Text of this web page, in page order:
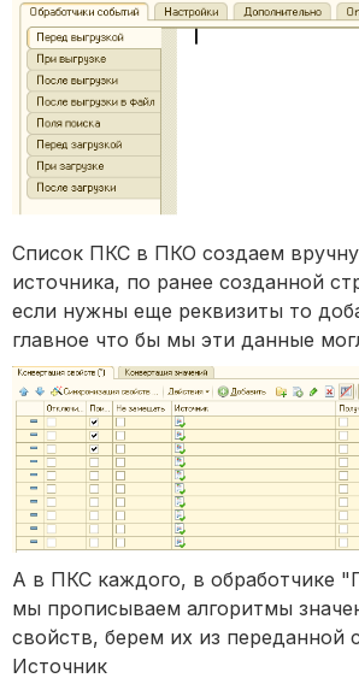
Список ПКС в ПКО создаем
источника, по ранее созданной
если нужны еще реквизиты то
главное что бы мы эти данные
А в ПКС каждого, в обработчике
мы прописываем алгоритмы
свойств, берем их из переданной
Источник